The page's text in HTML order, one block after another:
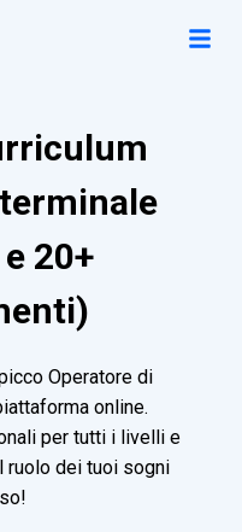
20+
Operatore di
online.
per tutti i livelli e
ruolo dei tuoi sogni